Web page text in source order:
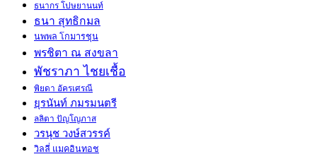
ธนากร โปษยานนท์
ธนา สุทธิกมล
นพพล โกมารชุน
พรชิตา ณ สงขลา
พัชราภา ไชยเชื้อ
พิยดา อัครเศรณี
ยุรนันท์ ภมรมนตรี
ลลิตา ปัญโญภาส
วรนุช วงษ์สวรรค์
วิลลี่ แมคอินทอช